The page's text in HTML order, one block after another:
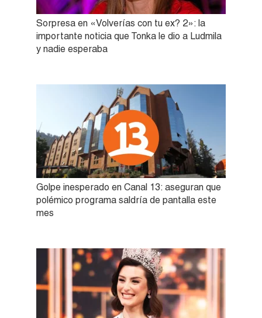
Sorpresa en «Volverías con tu ex? 2»: la
importante noticia que Tonka le dio a Ludmila
y nadie esperaba
Golpe inesperado en Canal 13: aseguran que
polémico programa saldría de pantalla este
mes